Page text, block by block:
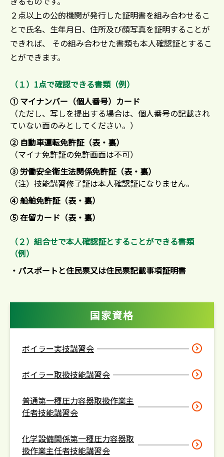
​２点以上の公的機関が発行した証明書を組み合わせるこ
とで氏名、生年月日、住所及び顔写真を証明することが
できれば、 その組み合わせた書類も本人確認証とするこ
とができます。​
（１）1点で確認できる書類（例）
① マイナンバー（個人番号）カード
（ただし、写しを提出する場合は、個人番号の記載され
ていない面のみとしてください。）
② 自動車運転免許証（表・裏）
（マイナ免許証の免許画面は不可）
③ 労働安全衛生法関係免許証（表・裏）
（注）技能講習修了証は本人確認証になりません。
④ 船舶免許証（表・裏）
⑤ 在留カード（表・裏）
（２）組合せで本人確認証とすることができる書類
（例）
・パスポートと住民票又は住民票記載事項証明書
国家資格
ボイラー実技講習会
ボイラー取扱技能講習会
普通第一種圧力容器取扱作業主
任者技能講習会
化学設備関係第一種圧力容器取
扱作業主任者技能講習会